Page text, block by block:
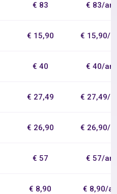
€ 83 € 83/
€ 15,90 € 15,90/
€ 40 € 40/
€ 27,49 € 27,49/
€ 26,90 € 26,90/
€ 57 € 57/
€ 8,90 € 8,90/